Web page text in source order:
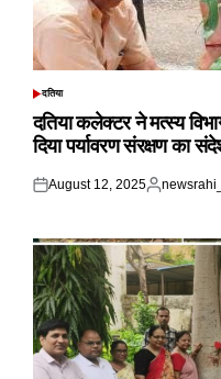
POSTED
दतिया
दतिया कलेक्टर ने मत्स्य
दिया पर्यावरण संरक्षण का
Posted
August 12, 2025
Posted